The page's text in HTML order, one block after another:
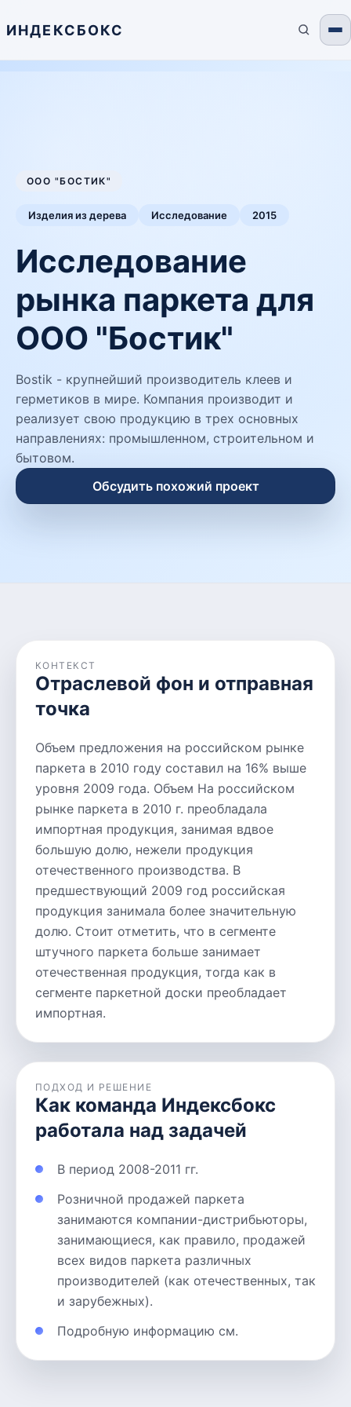
ИНДЕКСБОКС
ООО "БОСТИК"
Изделия из дерева Исследование 2015
Исследование
рынка паркета для
ООО "Бостик"
Bostik - крупнейший производитель клеев и
герметиков в мире. Компания производит и
реализует свою продукцию в трех основных
направлениях: промышленном, строительном и
бытовом.
Обсудить похожий проект
КОНТЕКСТ
Отраслевой фон и отправная
точка
Объем предложения на российском рынке
паркета в 2010 году составил на 16% выше
уровня 2009 года. Объем На российском
рынке паркета в 2010 г. преобладала
импортная продукция, занимая вдвое
большую долю, нежели продукция
отечественного производства. В
предшествующий 2009 год российская
продукция занимала более значительную
долю. Стоит отметить, что в сегменте
штучного паркета больше занимает
отечественная продукция, тогда как в
сегменте паркетной доски преобладает
импортная.
ПОДХОД И РЕШЕНИЕ
Как команда Индексбокс
работала над задачей
В период 2008-2011 гг.
Розничной продажей паркета
занимаются компании-дистрибьюторы,
занимающиеся, как правило, продажей
всех видов паркета различных
производителей (как отечественных, так
и зарубежных).
Подробную информацию см.